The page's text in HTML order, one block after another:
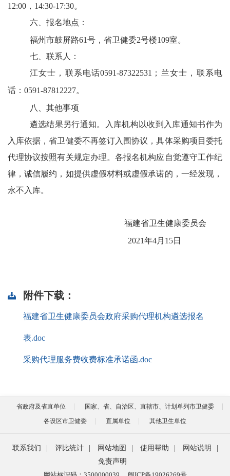
12:00，14:30-17:30。
六、报名地点：
福州市鼓屏路61号，省卫健委2号楼109室。
七、联系人：
江女士，联系电话0591-87322531；兰女士，联系电
话：0591-87812227。
八、 其他事项
遴选结果另行通知。入库机构以收到入库通知书作为
入库依据，省卫健委不再签订入围协议，具体采购项目委托
代理协议按照有关规定办理。各报名机构应自觉遵守工作纪
律，诚信履约，如提供虚假材料或虚假承诺的，一经发现，
永不入库。
福建省卫生健康委员会
2021年4月15日
附件下载：
福建省卫生健康委员会政府采购代理机构遴选报名
表.doc
采购代理服务费收费标准承诺函.doc
省政府及省直单位
国家、省、自治区、直辖市、计划单列市卫健委
各设区市卫健委
直属单位 其他卫生单位
联系我们 评比统计 网站地图 使用帮助 网站说明
免责声明